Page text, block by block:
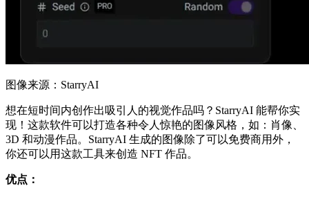
图像来源：StarryAI
想在短时间内创作出吸引人的视觉作品吗？StarryAI 能帮你实
现！这款软件可以打造各种令人惊艳的图像风格，如：肖像、
3D 和动漫作品。StarryAI 生成的图像除了可以免费商用外，
你还可以用这款工具来创造 NFT 作品。
优点：